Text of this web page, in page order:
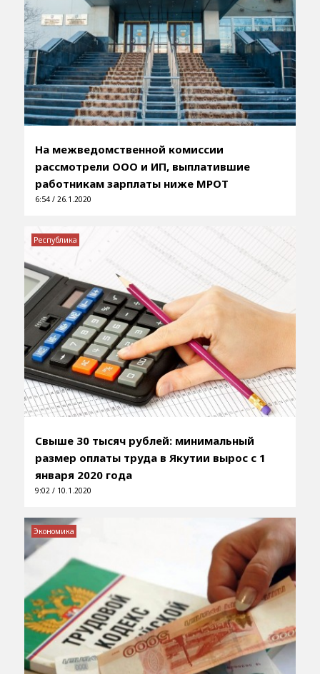
На межведомственной комиссии
рассмотрели ООО и ИП, выплатившие
работникам зарплаты ниже МРОТ
6:54 / 26.1.2020
Свыше 30 тысяч рублей: минимальный
размер оплаты труда в Якутии вырос с 1
января 2020 года
9:02 / 10.1.2020
Республика
Экономика